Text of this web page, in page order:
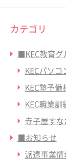
カテゴリ
■KEC教育グ
KECパソコ
KEC塾予備
KEC職業訓
寺子屋すな
■お知らせ
派遣事業